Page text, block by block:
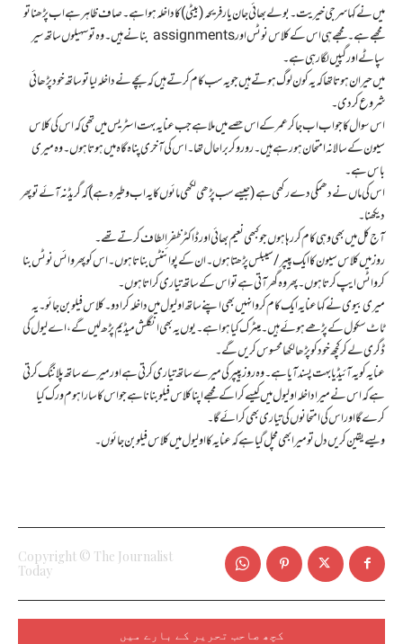
میں نے کہا سر جی خیریت۔ بولے بھائی جان یار فریحہ ( بیٹی) کا داخلہ ہوا ہے۔ صاف ظاہر ہے اب پڑھنا تو
مجھے ہے۔ مجھے ہی اس کے کلاس نوٹس اور assignments بنانے ہیں۔ وہ تو سہیلوں ساتھ سیر
سپاٹے اور گپیں لگا رہی ہے۔
میں حیران ہوتا تھا کہ یہ کون لوگ ہوتے ہیں جو یہ سب کام کرتے ہیں کہ بچے نے داخلہ لیا تو ساتھ خود پڑھائی
شروع کر دی۔
اس سوال کا جواب اب جا کر عمر کے اس حصے میں ملا ہے جب عنایہ بہت اسٹریس میں تھی کہ اس کی کلاس
سیون کے سالانہ امتحان ہورہے ہیں۔ رو رو کر برا حال تھا۔ اس کی آخری پناہ گاہ میں ہوتا ہوں۔ وہ میری
باس ہے۔
اس کی ماں نے دھمکی دے رکھی ہے ( جیسے سب پڑھی لکھی مائوں کا یہ اب وطیرہ ہے) کہ گریڈ نہ آئے تو پھر
دیکھنا۔
آج کل میں بھی وہی کام کررہا ہوں جو کبھی نعیم بھائی اور ڈاکٹر ظفر الطاف کرتے تھے۔
روز میں کلاس سیون کا ایک پیپر/سیبلس پڑھتا ہوں۔ ان کے پوائنٹس بناتا ہوں۔ اس کو پھر وائس نوٹس بنا
کر واٹس ایپ کرتا ہوں۔ پھر وہ گھر آتی ہے تو اس کے ساتھ تیاری کراتا ہوں۔
میری بیوی نے کہا عنایہ ایک کام کرو انہیں بھی اپنے ساتھ او لیول میں داخلہ کرا دو۔ کلاس فیلو بن جائو۔ یہ
ٹاٹ سکول کے پڑھے ہوئے ہیں۔ میٹرک کیا ہوا ہے۔ یوں یہ بھی انگلش میڈیم پڑھ لیں گے، اے لیول کی
ڈگری لے کر کچھ خود کو پڑھا لکھا محسوس کریں گے۔
عنایہ کو یہ آئیڈیا بہت پسند آیا ہے۔ وہ روز پیپر کی میرے ساتھ تیاری کرتی ہے اور میرے ساتھ پلاننگ کرتی
ہے کہ اس نے میرا داخلہ او لیول میں کیسے کرا کے مجھے اپنا کلاس فیلو بنانا ہے جو اس کا سارا ہوم ورک کیا
کرے گا اور اس کی امتحانوں کی تیاری بھی کرائے گا۔
ویسے یقین کریں دل تو میرا بھی مچل گیا ہے کہ عنایہ کا او لیول میں کلاس فیلو بن جائوں۔
Copyright © The Journalist
Today
کچھ صاحب تحریر کے بارے میں